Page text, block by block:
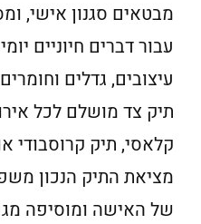
מבטאים סגנון אישי,
עבור דברים חיוניים
עיצובים, גדלים
תיק צד מושלם לכל
קלאסי, תיק קרוסבודי
מציאת התיק הנכון
של האישה ומוסיפה